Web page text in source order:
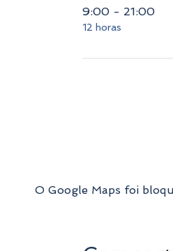
9:00 - 21:00
12 horas
O Google Maps foi